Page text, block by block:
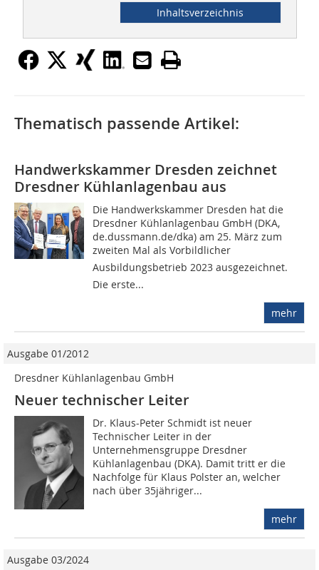
Inhaltsverzeichnis
Thematisch passende Artikel:
Handwerkskammer Dresden zeichnet
Dresdner Kühlanlagenbau aus
Die Handwerkskammer Dresden hat die
Dresdner Kühlanlagenbau GmbH (DKA,
de.dussmann.de/dka) am 25. März zum
zweiten Mal als Vorbildlicher
Ausbildungsbetrieb 2023 ausgezeichnet.
Die erste...
mehr
Ausgabe 01/2012
Dresdner Kühlanlagenbau GmbH
Neuer technischer Leiter
Dr. Klaus-Peter Schmidt ist neuer
Technischer Leiter in der
Unternehmensgruppe Dresdner
Kühlanlagenbau (DKA). Damit tritt er die
Nachfolge für Klaus Polster an, welcher
nach über 35jähriger...
mehr
Ausgabe 03/2024